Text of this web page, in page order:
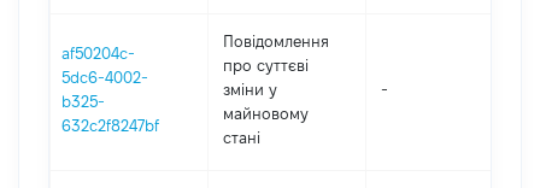
af50204c-
5dc6-4002-
b325-
632c2f8247bf
Повідомлення
про суттєві
зміни y
майновому
стані
-